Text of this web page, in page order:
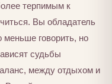
терпимым к
Вы обладатель
меньше говорить, но
судьбы
между отдыхом и